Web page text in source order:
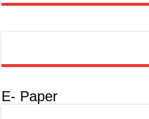
E- Paper